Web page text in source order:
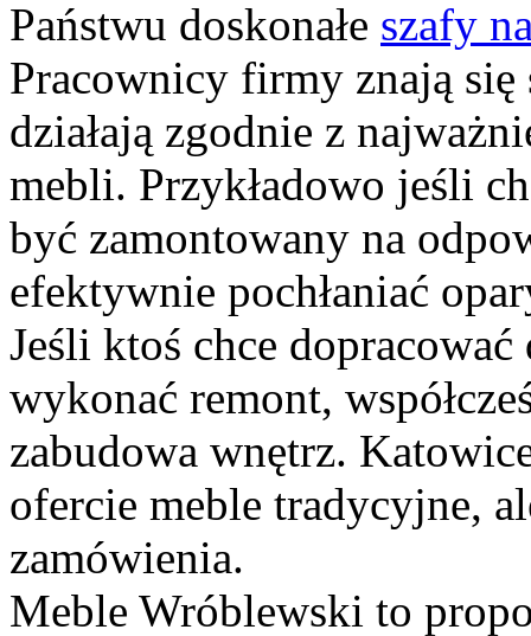
Państwu doskonałe szafy
Pracownicy firmy znają
działają zgodnie z
mebli. Przykładowo jeśli
być zamontowany na
efektywnie pochłaniać
Jeśli ktoś chce
wykonać remont,
zabudowa wnętrz.
ofercie meble tradycyjne,
zamówienia.
Meble Wróblewski to